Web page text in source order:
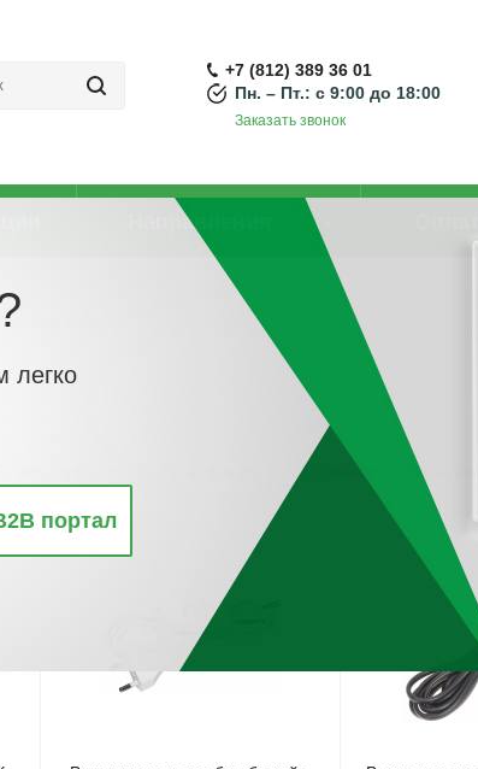
+7 (812) 389 36 01
Пн. – Пт.: с 9:00 до 18:00
Заказать звонок
Направления
По цене По
легко
портал